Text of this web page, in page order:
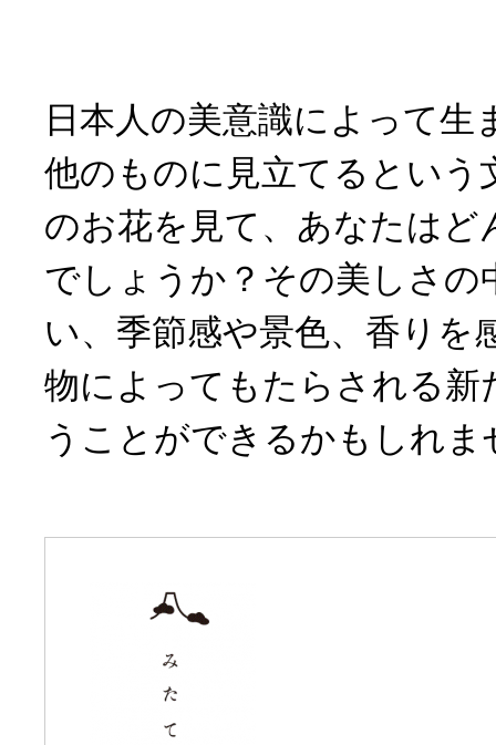
日本人の美意識によって生
他のものに見立てるという
のお花を見て、あなたはど
でしょうか？その美しさの
い、季節感や景色、香りを
物によってもたらされる新
うことができるかもしれま